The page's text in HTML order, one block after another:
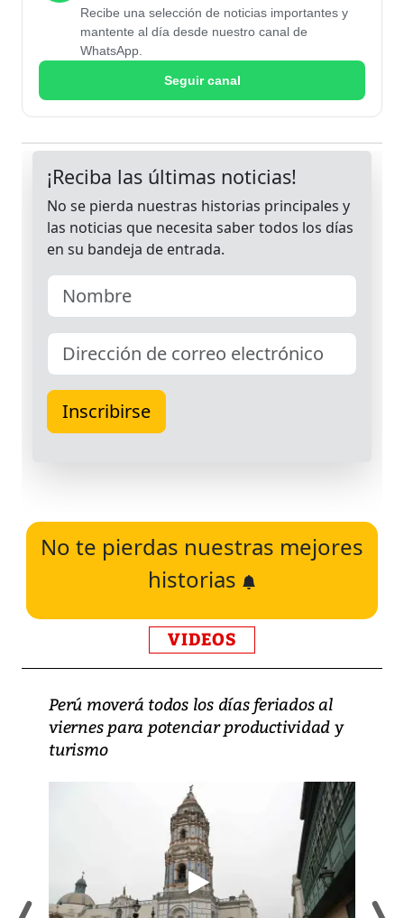
Recibe una selección de noticias importantes y
mantente al día desde nuestro canal de
WhatsApp.
Seguir canal
No te pierdas nuestras mejores
historias
VIDEOS
Perú moverá todos los días feriados al
viernes para potenciar productividad y
turismo